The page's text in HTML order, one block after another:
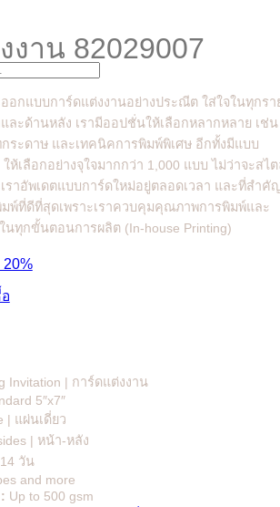
งาน 82029007
อกแบบการ์ดแต่งงานอย่างประณีต ใส่ใจในทุกรา
ละด้านหลัง เรามีออปชั่นให้เลือกหลากหลาย เช่น
ระดาษ และเทคนิคการพิมพ์พิเศษ อีกทั้งมีแบบ
ห้เลือกอย่างจุใจมากกว่า 1,000 แบบ ไม่ว่าจะสไ
ราอัพเดตแบบการ์ดใหม่อยู่ตลอดเวลา และที่สำคั
พ์ที่ดีที่สุดเพราะเราควบคุมคุณภาพการพิมพ์และ
นทุกขั้นตอนการผลิต (In-house Printing)
20%
Invitation | การ์ดแต่งงาน
5″x7″
| แผ่นเดี่ยว
| หน้า-หลัง
วัน
and more
Up to 500 gsm